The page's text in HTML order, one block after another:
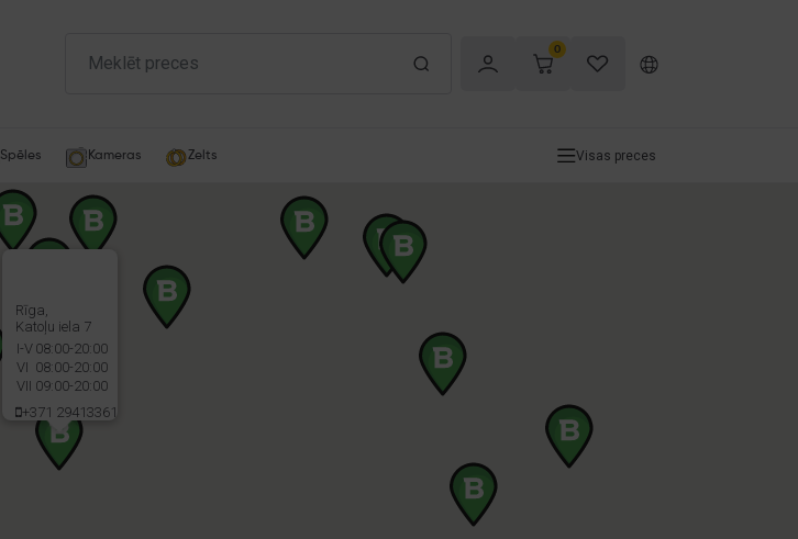
0
Spēles Kameras Zelts Visas preces
Rīga,
Katoļu iela 7
I-V 08:00-20:00
VI 08:00-20:00
VII 09:00-20:00
+371 29413361